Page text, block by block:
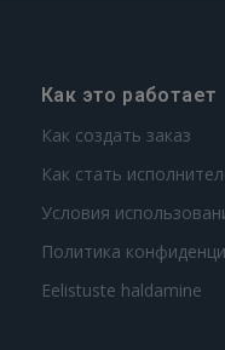
Как это работает
Как создать заказ
Как стать
Условия
Политика
Eelistuste haldamine